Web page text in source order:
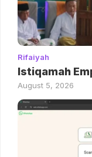
Rifaiyah
Istiqamah
August 5, 2026